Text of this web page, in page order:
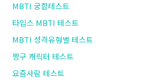
MBTI 궁합테스트
타입스 MBTI 테스트
MBTI 성격유형별 테스트
짱구 캐릭터 테스트
요즘사람 테스트